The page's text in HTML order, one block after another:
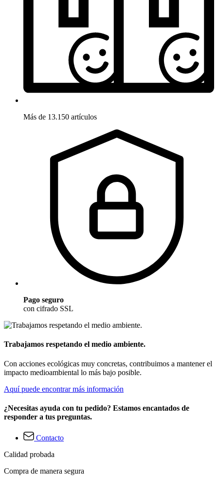
Más de 13.150 artículos
Pago seguro
con cifrado SSL
Trabajamos respetando el medio ambiente.
Con acciones ecológicas muy concretas, contribuimos a mantener el
impacto medioambiental lo más bajo posible.
Aquí puede encontrar más información
¿Necesitas ayuda con tu pedido? Estamos encantados de
responder a tus preguntas.
Contacto
Calidad probada
Compra de manera segura